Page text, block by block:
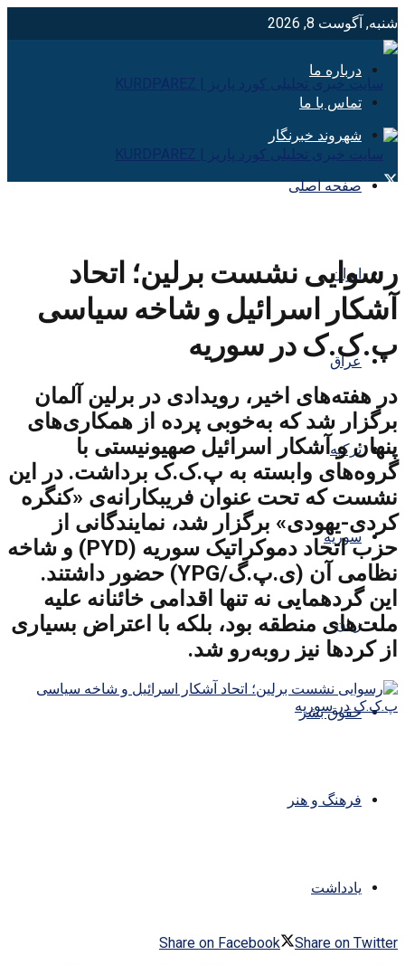
شنبه, آگوست 8, 2026
درباره ما
تماس با ما
شهروند خبرنگار
صفحه اصلی
ایران
عراق
ترکیه
سوریه
زنان
حقوق بشر
فرهنگ و هنر
یادداشت
رسوایی نشست برلین؛ اتحاد
آشکار اسرائیل و شاخه سیاسی
پ.ک.ک در سوریه
در هفته‌های اخیر، رویدادی در برلین آلمان
برگزار شد که به‌خوبی پرده از همکاری‌های
پنهان و آشکار اسرائیل صهیونیستی با
گروه‌های وابسته به پ.ک.ک برداشت. در این
نشست که تحت عنوان فریبکارانه‌ی «کنگره
کردی-یهودی» برگزار شد، نمایندگانی از
حزب اتحاد دموکراتیک سوریه (PYD) و شاخه
نظامی آن (ی.پ.گ/YPG) حضور داشتند.
این گردهمایی نه تنها اقدامی خائنانه علیه
ملت‌های منطقه بود، بلکه با اعتراض بسیاری
از کردها نیز روبه‌رو شد.
Share on Facebook
Share on Twitter